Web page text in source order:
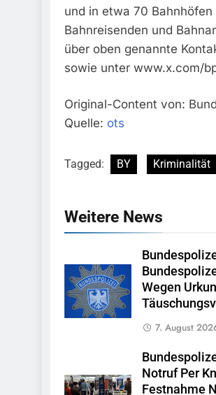
und in etwa 70
Bahnreisenden und
über oben genannte
sowie unter www.x.com/
Original-Content von:
Quelle: ots
Tagged: BY Kriminalität
Weitere News
Wegen
7. August
Notruf Per
Festnahme